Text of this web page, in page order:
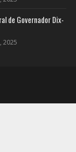
de Governador Dix-
2025